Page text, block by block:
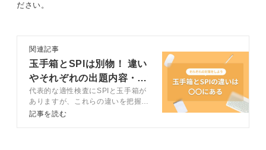
ださい。
関連記事
玉手箱とSPIは別物！ 違い
やそれぞれの出題内容・対
策方法を解説
代表的な適性検査にSPIと玉手箱が
ありますが、これらの違いを把握し
ていない人もいるのではないでしょ
記事を読む